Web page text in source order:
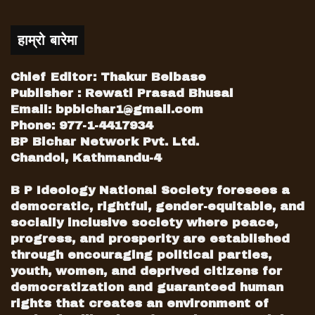
उनले यस कुर्सीलाई पार्टी मञ्चमा अभिव्यक्त पनि गरेका
छन्। तर के त्यो पर्याप्त र स्वीकार्य संवैधानिक आधार
बन्न सक्छ विघटनका लागि?
दोस्रो खासगरी भारतमा केन्द्र सरकारले फरक दलका
प्रान्तीय सरकार विघटन गर्ने सिलसिला सन १९८० को
दशकसम्म अति बढेपछि केन्द्र–राज्य सम्बन्धअध्ययन गर्न
र प्रान्तीय मतदाताको सार्वभौम हैसियतको सम्मान
सुनिश्चित गर्न गठित ‘सरकारी आयोग’ ले राज्यमा
भूमिकालाई न्यायसंगत बनाउन सिफारिस गरेको थियो।
त्यतिमात्र हैन, प्रान्तीय सरकार विघटन गरी वैकल्पिक
सरकार गठनको अवसर सुनिश्चित गर्न र त्यसको
छिनोफानो गभर्नरले नगरी प्रान्तीय संविधानसभाको कक्ष
या इजलासमा गर्नुपर्ने सुझाएको थियो।
वक्तव्यमा सन १९८८ मा कर्णाटकको गैर कांग्रेस
सरकारलाई केन्द्रले विघटन गरी गभर्नरकै तजबिजी
हाम्रो बारेमा
Chief Editor: Thakur Belbase
Publisher : Rewati Prasad Bhusal
Email: bpbichar1@gmail.com
Phone: 977-1-4417934
BP Bichar Network Pvt. Ltd.
Chandol, Kathmandu-4
B P Ideology National Society foresees a
democratic, rightful, gender-equitable, and
socially inclusive society where peace,
progress, and prosperity are established
through encouraging political parties,
youth, women, and deprived citizens for
democratization and guaranteed human
rights that creates an environment of